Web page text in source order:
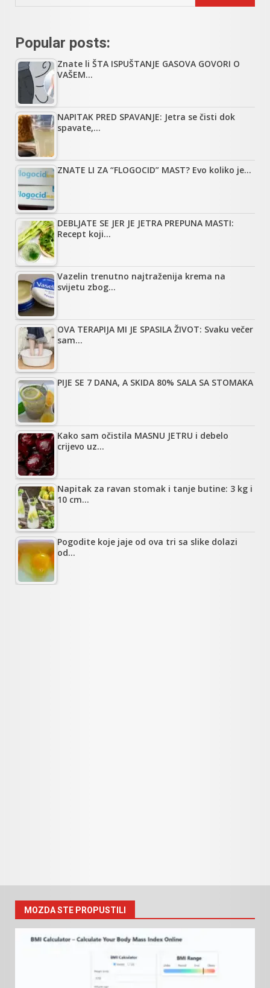
Popular posts:
Znate li ŠTA ISPUŠTANJE GASOVA GOVORI O
VAŠEM…
NAPITAK PRED SPAVANJE: Jetra se čisti dok
spavate,…
ZNATE LI ZA “FLOGOCID” MAST? Evo koliko je…
DEBLJATE SE JER JE JETRA PREPUNA MASTI:
Recept koji…
Vazelin trenutno najtraženija krema na
svijetu zbog…
OVA TERAPIJA MI JE SPASILA ŽIVOT: Svaku večer
sam…
PIJE SE 7 DANA, A SKIDA 80% SALA SA STOMAKA
Kako sam očistila MASNU JETRU i debelo
crijevo uz…
Napitak za ravan stomak i tanje butine: 3 kg i
10 cm…
Pogodite koje jaje od ova tri sa slike dolazi
od…
MOZDA STE PROPUSTILI